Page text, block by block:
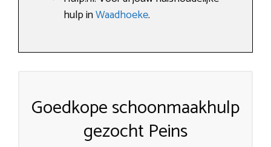
hulp inWaadhoeke.
Goedkope schoonmaakhulp
gezocht Peins